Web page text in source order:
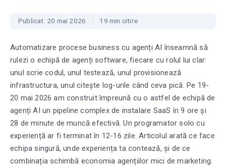
Publicat: 20 mai 2026 19 min citire
Automatizare procese business cu agenți AI înseamnă să
rulezi o echipă de agenți software, fiecare cu rolul lui clar:
unul scrie codul, unul testează, unul provisionează
infrastructura, unul citește log-urile când ceva pică. Pe 19-
20 mai 2026 am construit împreună cu o astfel de echipă de
agenți AI un pipeline complex de instalare SaaS în 9 ore și
28 de minute de muncă efectivă. Un programator solo cu
experiență ar fi terminat în 12-16 zile. Articolul arată ce face
echipa singură, unde experiența ta contează, și de ce
combinația schimbă economia agențiilor mici de marketing.